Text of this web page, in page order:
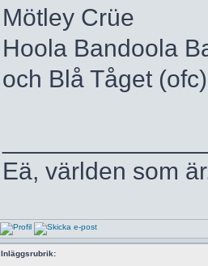
Mötley Crüe
Hoola Bandoola
och Blå Tåget (ofc)
Eä, världen som
Inläggsrubrik: